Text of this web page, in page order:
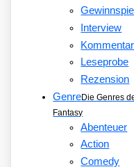
Gewinnspiel
Interview
Kommentar
Leseprobe
Rezension
GenreDie Genres
Fantasy
Abenteuer
Action
Comedy